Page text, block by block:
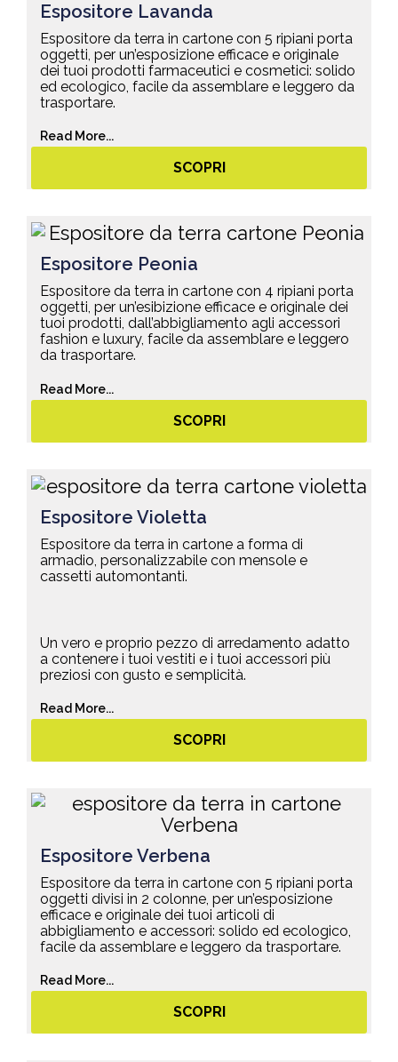
Espositore Lavanda
Espositore da terra in cartone con 5 ripiani porta
oggetti, per un’esposizione efficace e originale
dei tuoi prodotti farmaceutici e cosmetici: solido
ed ecologico, facile da assemblare e leggero da
trasportare.
Read More...
SCOPRI
Espositore Peonia
Espositore da terra in cartone con 4 ripiani porta
oggetti, per un’esibizione efficace e originale dei
tuoi prodotti, dall’abbigliamento agli accessori
fashion e luxury, facile da assemblare e leggero
da trasportare.
Read More...
SCOPRI
Espositore Violetta
Espositore da terra in cartone a forma di
armadio, personalizzabile con mensole e
cassetti automontanti.
Un vero e proprio pezzo di arredamento adatto
a contenere i tuoi vestiti e i tuoi accessori più
preziosi con gusto e semplicità.
Read More...
SCOPRI
Espositore Verbena
Espositore da terra in cartone con 5 ripiani porta
oggetti divisi in 2 colonne, per un’esposizione
efficace e originale dei tuoi articoli di
abbigliamento e accessori: solido ed ecologico,
facile da assemblare e leggero da trasportare.
Read More...
SCOPRI